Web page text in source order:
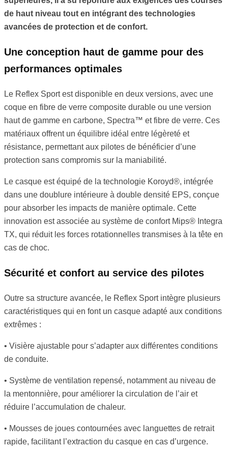
de haut niveau tout en intégrant des technologies
avancées de protection et de confort.
Une conception haut de gamme pour des
performances optimales
Le Reflex Sport est disponible en deux versions, avec une
coque en fibre de verre composite durable ou une version
haut de gamme en carbone, Spectra™ et fibre de verre. Ces
matériaux offrent un équilibre idéal entre légèreté et
résistance, permettant aux pilotes de bénéficier d’une
protection sans compromis sur la maniabilité.
Le casque est équipé de la technologie Koroyd®, intégrée
dans une doublure intérieure à double densité EPS, conçue
pour absorber les impacts de manière optimale. Cette
innovation est associée au système de confort Mips® Integra
TX, qui réduit les forces rotationnelles transmises à la tête en
cas de choc.
Sécurité et confort au service des pilotes
Outre sa structure avancée, le Reflex Sport intègre plusieurs
caractéristiques qui en font un casque adapté aux conditions
extrêmes :
• Visière ajustable pour s’adapter aux différentes conditions
de conduite.
• Système de ventilation repensé, notamment au niveau de
la mentonnière, pour améliorer la circulation de l’air et
réduire l’accumulation de chaleur.
• Mousses de joues contournées avec languettes de retrait
rapide, facilitant l’extraction du casque en cas d’urgence.